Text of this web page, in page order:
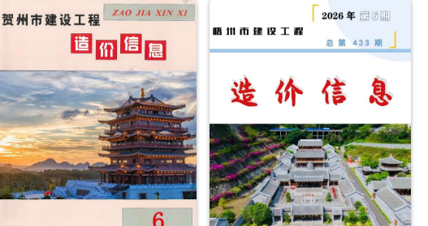
年
息
城
港
建
设
工
程
月
造
（钦
设
工
程
造
价
信